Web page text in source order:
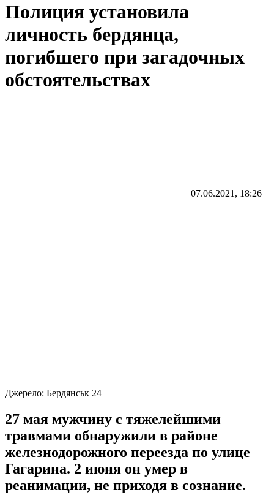
Полиция установила
личность бердянца,
погибшего при загадочных
обстоятельствах
07.06.2021, 18:26
Джерело: Бердянськ 24
27 мая мужчину с тяжелейшими
травмами обнаружили в районе
железнодорожного переезда по улице
Гагарина. 2 июня он умер в
реанимации, не приходя в сознание.